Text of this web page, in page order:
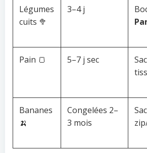
Légumes
cuits 🥦
3–4 j
Pain 🍞 5–7 j sec
Sac
Bananes
🍌
Congelées 2–
3 mois